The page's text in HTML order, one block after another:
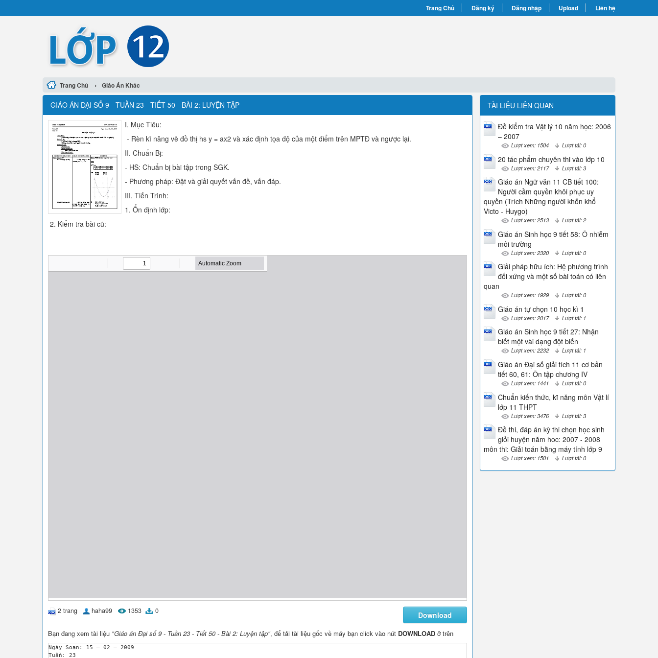
Trang Chủ Đăng ký Đăng nhập Upload Liên hệ
Trang Chủ › Giáo Án Khác
GIÁO ÁN ĐẠI SỐ 9 - TUẦN 23 - TIẾT 50 - BÀI 2: LUYỆN TẬP
I. Mục Tiêu:
- Rèn kĩ năng vẽ đồ thị hs y = ax2 và xác định tọa độ của một điểm trên MPTĐ và ngược lại.
II. Chuẩn Bị:
- HS: Chuẩn bị bài tập trong SGK.
- Phương pháp: Đặt và giải quyết vấn đề, vấn đáp.
III. Tiến Trình:
1. Ổn định lớp:
2. Kiểm tra bài cũ:
2 trang haha99 1353 0 Download
Bạn đang xem tài liệu "Giáo án Đại số 9 - Tuần 23 - Tiết 50 - Bài 2: Luyện tập", để tải tài liệu gốc về máy bạn click vào nút DOWNLOAD ở trên
Ngày Soạn: 15 – 02 – 2009
Tuần: 23
TÀI LIỆU LIÊN QUAN
Đề kiểm tra Vật lý 10 năm học: 2006
– 2007
Lượt xem: 1504 Lượt tải: 0
20 tác phẩm chuyên thi vào lớp 10
Lượt xem: 2117 Lượt tải: 3
Giáo án Ngữ văn 11 CB tiết 100:
Người cầm quyền khôi phục uy
quyền (Trích Những người khốn khổ
Victo - Huygo)
Lượt xem: 2513 Lượt tải: 2
Giáo án Sinh học 9 tiết 58: Ô nhiễm
môi trường
Lượt xem: 2320 Lượt tải: 0
Giải pháp hữu ích: Hệ phương trình
đối xứng và một số bài toán có liên
quan
Lượt xem: 1929 Lượt tải: 0
Giáo án tự chọn 10 học kì 1
Lượt xem: 2017 Lượt tải: 1
Giáo án Sinh học 9 tiết 27: Nhận
biết một vài dạng đột biến
Lượt xem: 2232 Lượt tải: 1
Giáo án Đại số giải tích 11 cơ bản
tiết 60, 61: Ôn tập chương IV
Lượt xem: 1441 Lượt tải: 0
Chuẩn kiến thức, kĩ năng môn Vật lí
lớp 11 THPT
Lượt xem: 3476 Lượt tải: 3
Đề thi, đáp án kỳ thi chọn học sinh
giỏi huyện năm hoc: 2007 - 2008
môn thi: Giải toán bằng máy tính lớp 9
Lượt xem: 1501 Lượt tải: 0